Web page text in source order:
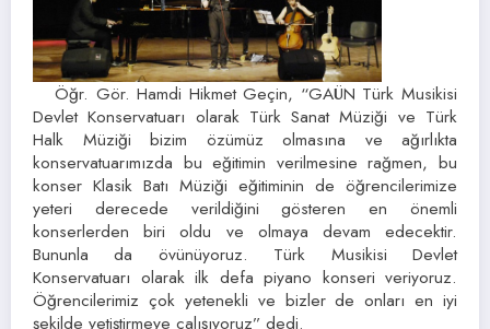
Öğr. Gör. Hamdi Hikmet Geçin, “GAÜN Türk Musikisi
Devlet Konservatuarı olarak Türk Sanat Müziği ve Türk
Halk Müziği bizim özümüz olmasına ve ağırlıkta
konservatuarımızda bu eğitimin verilmesine rağmen, bu
konser Klasik Batı Müziği eğitiminin de öğrencilerimize
yeteri derecede verildiğini gösteren en önemli
konserlerden biri oldu ve olmaya devam edecektir.
Bununla da övünüyoruz. Türk Musikisi Devlet
Konservatuarı olarak ilk defa piyano konseri veriyoruz.
Öğrencilerimiz çok yetenekli ve bizler de onları en iyi
şekilde yetiştirmeye çalışıyoruz” dedi.